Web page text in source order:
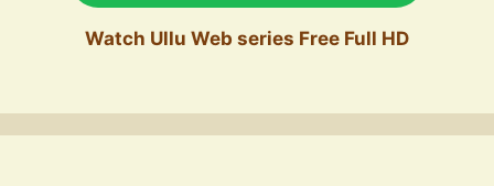
Watch Ullu Web series Free Full HD